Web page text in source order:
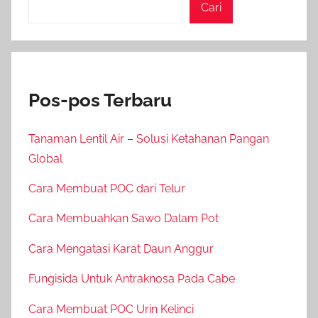
Cari
Pos-pos Terbaru
Tanaman Lentil Air – Solusi Ketahanan Pangan
Global
Cara Membuat POC dari Telur
Cara Membuahkan Sawo Dalam Pot
Cara Mengatasi Karat Daun Anggur
Fungisida Untuk Antraknosa Pada Cabe
Cara Membuat POC Urin Kelinci